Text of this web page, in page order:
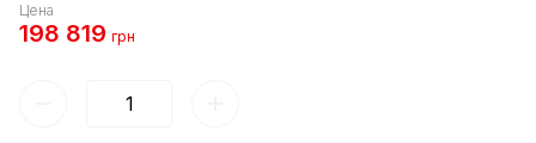
Цена
198 819 грн